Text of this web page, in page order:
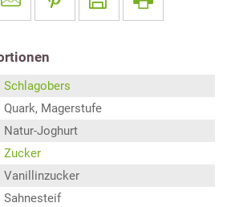
Schlagobers
Quark, Magerstufe
Natur-Joghurt
Zucker
Vanillinzucker
Sahnesteif